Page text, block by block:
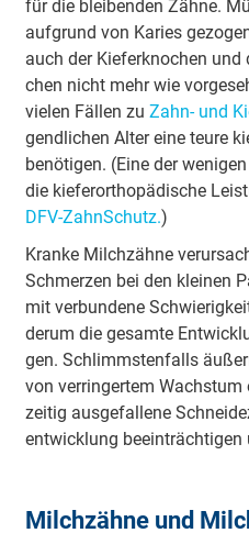
für die blei­ben­den Zäh­ne.
auf­grund von Ka­ri­es
auch der Kie­fer­kno­chen
chen nicht mehr wie
vie­len Fäl­len zu Zahn- und
gend­li­chen Al­ter ei­ne teu­re
be­nö­ti­gen. (Ei­ne der
die kie­fer­or­tho­pä­di­sche
DFV-Zahn­Schutz.)
Kran­ke Milch­zäh­ne
Schmer­zen bei den klei­nen
mit ver­bun­de­ne
der­um die ge­sam­te
gen. Schlimms­ten­falls
von ver­rin­ger­tem Wachs­tum
zei­tig aus­ge­fal­le­ne
ent­wick­lung be­ein­träch­ti­gen
Milchzähne und